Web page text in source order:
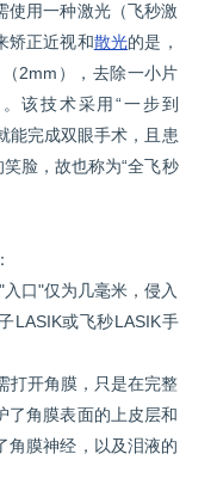
使用一种激光（飞秒激
矫正近视和散光的是，
2mm），去除一小片
该技术采用“一步到
能完成双眼手术，且患
脸，故也称为“全飞秒
口"仅为几毫米，侵入
LASIK或飞秒LASIK手
开角膜，只是在完整
了角膜表面的上皮层和
角膜神经，以及泪液的